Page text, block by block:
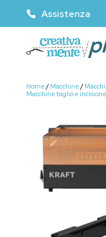
Assistenza
Home / Macchine /
Macchine taglio e